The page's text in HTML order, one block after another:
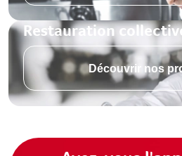
Restauration
Découvrir nos